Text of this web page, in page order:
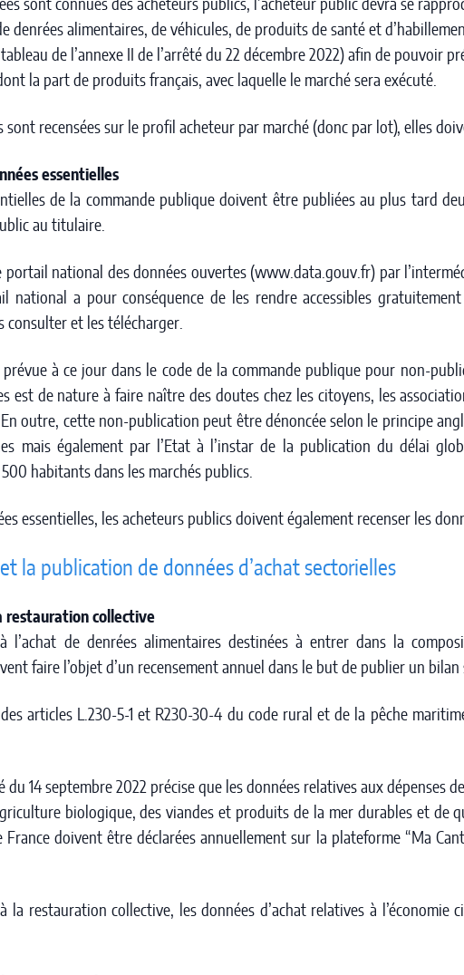
sont connues des acheteurs publics, l’acheteur public devra se
denrées alimentaires, de véhicules, de produits de santé et
de l’annexe II de l’arrêté du 22 décembre 2022) afin de pouvoir
la part de produits français, avec laquelle le marché sera exécuté.
sont recensées sur le profil acheteur par marché (donc par lot), elles
essentielles
de la commande publique doivent être publiées au plus tard
au titulaire.
portail national des données ouvertes (www.data.gouv.fr) par
national a pour conséquence de les rendre accessibles
consulter et les télécharger.
prévue à ce jour dans le code de la commande publique pour non-
est de nature à faire naître des doutes chez les citoyens, les
outre, cette non-publication peut être dénoncée selon le principe
mais également par l’Etat à l’instar de la publication du délai
habitants dans les marchés publics.
essentielles, les acheteurs publics doivent également recenser les
la publication de données d’achat sectorielles
restauration collective
l’achat de denrées alimentaires destinées à entrer dans la
faire l’objet d’un recensement annuel dans le but de publier un
articles L.230-5-1 et R230-30-4 du code rural et de la pêche
du 14 septembre 2022 précise que les données relatives aux dépenses
biologique, des viandes et produits de la mer durables et de
doivent être déclarées annuellement sur la plateforme “Ma
la restauration collective, les données d’achat relatives à l’économie